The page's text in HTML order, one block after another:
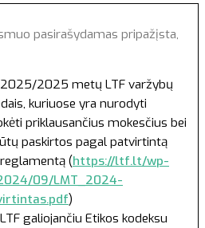
pasirašydamas pripažįsta,
2025/2025 metų LTF varžybų
kuriuose yra nurodyti
priklausančius mokesčius bei
paskirtos pagal patvirtintą
(https://ltf.lt/wp-
09/LMT_2024-
)
galiojančiu Etikos kodeksu